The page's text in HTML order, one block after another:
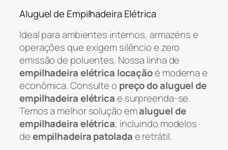
Aluguel de Empilhadeira Elétrica
Ideal para ambientes internos, armazéns e
operações que exigem silêncio e zero
emissão de poluentes. Nossa linha de
empilhadeira elétrica locaçãoé moderna e
econômica. Consulte o preço do aluguel de
empilhadeira elétricae surpreenda-se.
Temos a melhor solução emaluguel de
empilhadeira elétrica, incluindo modelos
deempilhadeira patoladae retrátil.